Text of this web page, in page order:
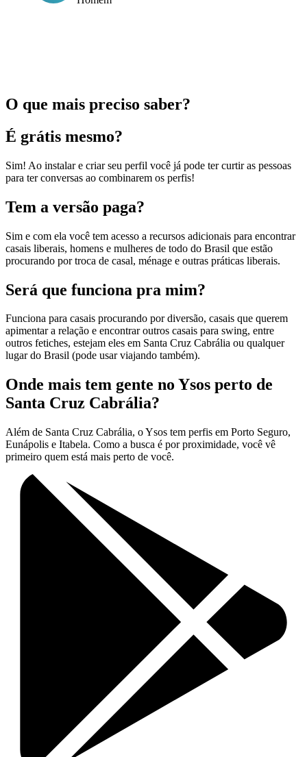
O que mais preciso saber?
É grátis mesmo?
Sim! Ao instalar e criar seu perfil você já pode ter curtir as pessoas
para ter conversas ao combinarem os perfis!
Tem a versão paga?
Sim e com ela você tem acesso a recursos adicionais para encontrar
casais liberais, homens e mulheres de todo do Brasil que estão
procurando por troca de casal, ménage e outras práticas liberais.
Será que funciona pra mim?
Funciona para casais procurando por diversão, casais que querem
apimentar a relação e encontrar outros casais para swing, entre
outros fetiches, estejam eles em Santa Cruz Cabrália ou qualquer
lugar do Brasil (pode usar viajando também).
Onde mais tem gente no Ysos perto de
Santa Cruz Cabrália?
Além de Santa Cruz Cabrália, o Ysos tem perfis em Porto Seguro,
Eunápolis e Itabela. Como a busca é por proximidade, você vê
primeiro quem está mais perto de você.